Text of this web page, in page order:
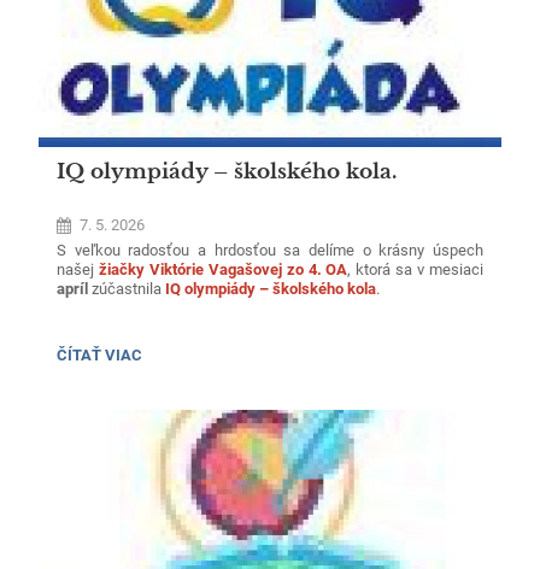
IQ olympiády – školského kola.
7. 5. 2026
S veľkou radosťou a hrdosťou sa delíme o krásny úspech
našej žiačky Viktórie Vagašovej zo 4. OA, ktorá sa v mesiaci
apríl zúčastnila IQ olympiády – školského kola.
výsledok –
IQ
ČÍTAŤ VIAC